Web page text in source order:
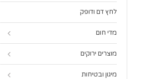
לחץ דם ודופק
מדי חום
מוצרים ירוקים
מיגון ובטיחות